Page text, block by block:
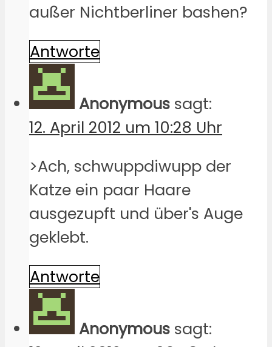
außer Nichtberliner bashen?
Antworte
Anonymous sagt:
12. April 2012 um 10:28 Uhr
>Ach, schwuppdiwupp der
Katze ein paar Haare
ausgezupft und über's Auge
geklebt.
Antworte
Anonymous sagt: